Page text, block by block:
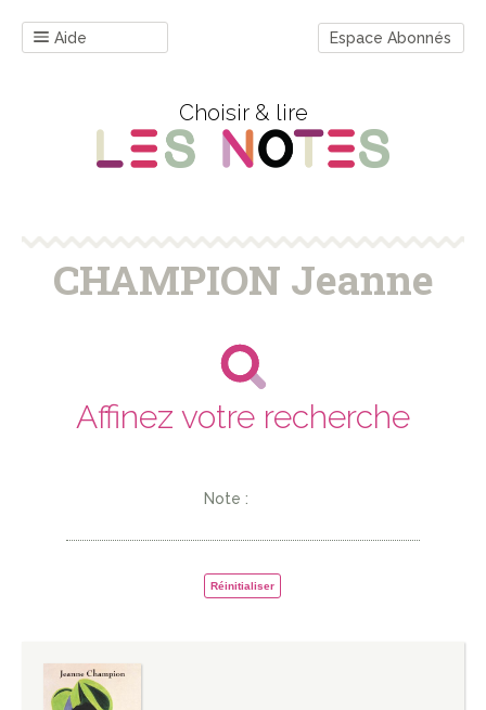
Aide Espace Abonnés
Choisir & lire
CHAMPION Jeanne
Affinez votre recherche
Note :
Réinitialiser